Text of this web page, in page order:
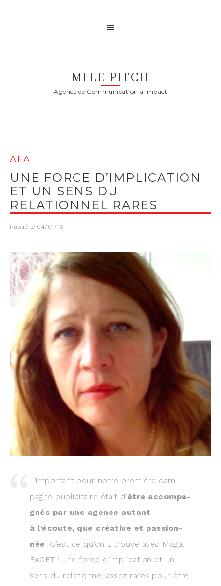
MLLE PITCH
Agence de Communication à impact
AFA
UNE FORCE D’IMPLICATION
ET UN SENS DU
RELATIONNEL RARES
Publié le 04/01/16
L’important pour notre pre­mière cam­
pagne publi­ci­taire était d’être accom­pa­
gnés par une agence autant
à l’écoute, que créa­tive et pas­sion­
née. C’est ce qu’on a trou­vé avec Maga­li
FAGET : une force d’implication et un
sens du rela­tion­nel assez rares pour être